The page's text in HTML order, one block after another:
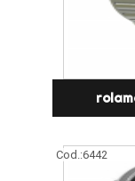
Cod.:6442